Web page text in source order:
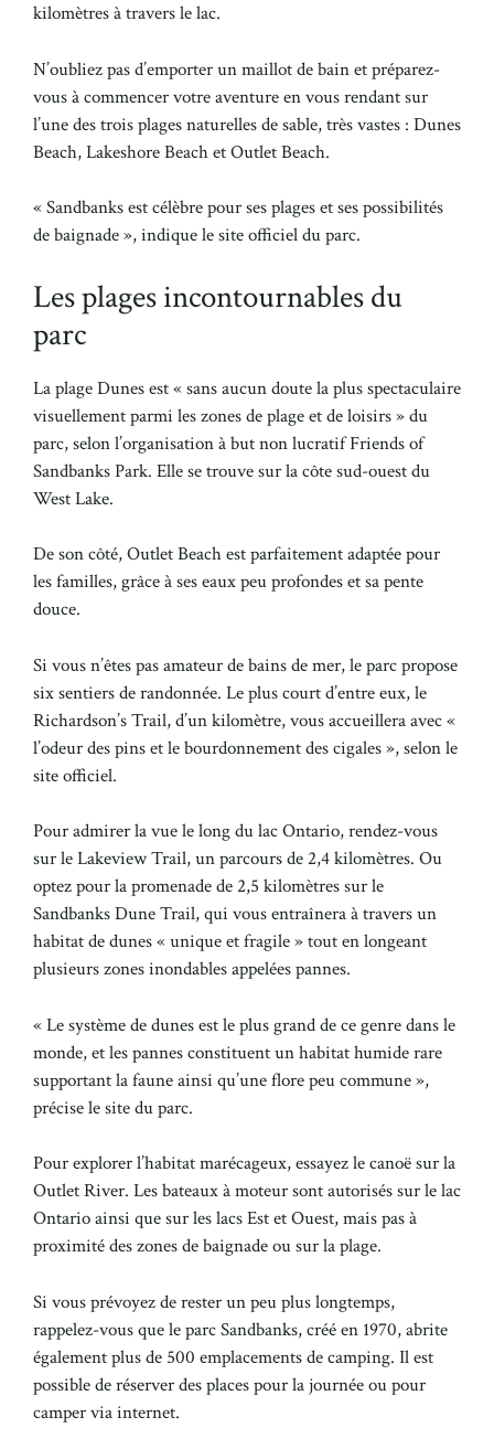
kilomètres à travers le lac.
N’oubliez pas d’emporter un maillot de bain et préparez-
vous à commencer votre aventure en vous rendant sur
l’une des trois plages naturelles de sable, très vastes : Dunes
Beach, Lakeshore Beach et Outlet Beach.
« Sandbanks est célèbre pour ses plages et ses possibilités
de baignade », indique le site officiel du parc.
Les plages incontournables du
parc
La plage Dunes est « sans aucun doute la plus spectaculaire
visuellement parmi les zones de plage et de loisirs » du
parc, selon l’organisation à but non lucratif Friends of
Sandbanks Park. Elle se trouve sur la côte sud-ouest du
West Lake.
De son côté, Outlet Beach est parfaitement adaptée pour
les familles, grâce à ses eaux peu profondes et sa pente
douce.
Si vous n’êtes pas amateur de bains de mer, le parc propose
six sentiers de randonnée. Le plus court d’entre eux, le
Richardson’s Trail, d’un kilomètre, vous accueillera avec «
l’odeur des pins et le bourdonnement des cigales », selon le
site officiel.
Pour admirer la vue le long du lac Ontario, rendez-vous
sur le Lakeview Trail, un parcours de 2,4 kilomètres. Ou
optez pour la promenade de 2,5 kilomètres sur le
Sandbanks Dune Trail, qui vous entraînera à travers un
habitat de dunes « unique et fragile » tout en longeant
plusieurs zones inondables appelées pannes.
« Le système de dunes est le plus grand de ce genre dans le
monde, et les pannes constituent un habitat humide rare
supportant la faune ainsi qu’une flore peu commune »,
précise le site du parc.
Pour explorer l’habitat marécageux, essayez le canoë sur la
Outlet River. Les bateaux à moteur sont autorisés sur le lac
Ontario ainsi que sur les lacs Est et Ouest, mais pas à
proximité des zones de baignade ou sur la plage.
Si vous prévoyez de rester un peu plus longtemps,
rappelez-vous que le parc Sandbanks, créé en 1970, abrite
également plus de 500 emplacements de camping. Il est
possible de réserver des places pour la journée ou pour
camper via internet.